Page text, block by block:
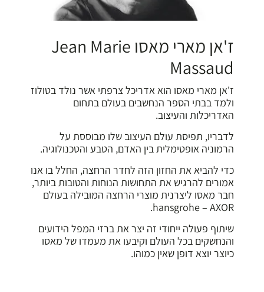
ז'אן מארי מאסו Jean Marie
Massaud
ז'אן מארי מאסו הוא אדריכל צרפתי אשר נולד בטולוז
ולמד בבתי הספר הנחשבים בעולם בתחום
האדריכלות והעיצוב.
לדבריו, תפיסת עולם העיצוב שלו מבוססת על
הרמוניה אופטימלית בין האדם, הטבע והטכנולוגיה.
כדי להביא את החזון הזה לחדר הרחצה, החלל בו אנו
אמורים להרגיש את התחושות הנוחות והטובות ביותר,
חבר מאסו ליצרנית מוצרי הרחצה המובילה בעולם
hansgrohe – AXOR.
שיתוף פעולה ייחודי זה יצר את ברזי המפל הידועים
והנחשקים בכל העולם וקיבעו את מעמדו של מאסו
כיוצר יוצא דופן שאין כמוהו.